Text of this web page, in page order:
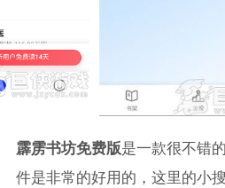
霹雳书坊免费版是一款很不错
件是非常的好用的，这里的小